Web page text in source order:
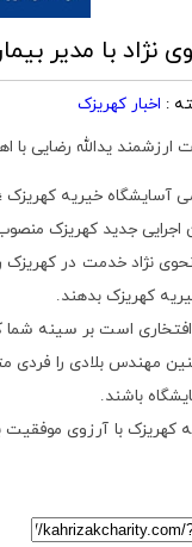
نژاد با مدیر
: اخبار کهریزک
ارزشمند یدالله رضایی
آسایشگاه خیریه
اجرایی جدید کهریزک
نژاد خدمت در کهریزک
کهریزک بدهند.
است بر سینه
مهندس بلادی را فردی
باشند.
کهریزک با آرزوی